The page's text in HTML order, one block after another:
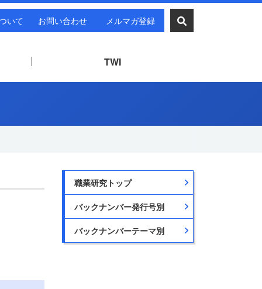
いて お問い合わせ メルマガ登録
TWI
職業研究トップ
バックナンバー発行号別
バックナンバーテーマ別